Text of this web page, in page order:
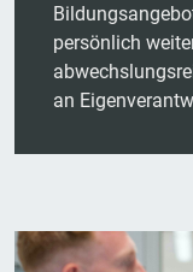
persönlich
an